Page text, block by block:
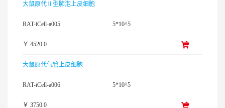
大鼠原代Ⅱ型肺泡上皮细胞
RAT-iCell-a005 5*10^5
￥ 4520.0
大鼠原代气管上皮细胞
RAT-iCell-a006 5*10^5
￥ 3750.0